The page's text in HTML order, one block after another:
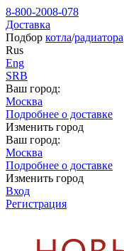
8-800-2008-078
Доставка
Подбор котла/радиатора
Rus
Eng
SRB
Ваш город:
Москва
Подробнее о доставке
Изменить город
Ваш город:
Москва
Подробнее о доставке
Изменить город
Вход
Регистрация